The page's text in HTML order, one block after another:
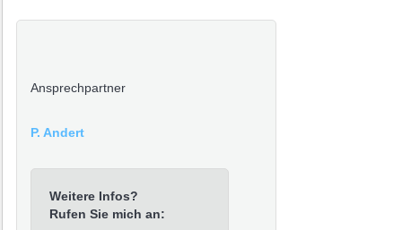
Ansprechpartner
P. Andert
Weitere Infos?
Rufen Sie mich an: